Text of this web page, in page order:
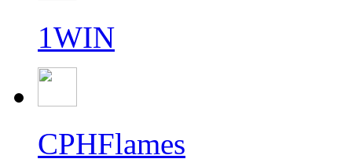
1WIN
CPHFlames